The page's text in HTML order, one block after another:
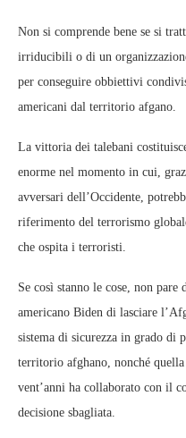
Non si comprende bene se si
irriducibili o di un
per conseguire obbiettivi
americani dal territorio afgano.
La vittoria dei talebani
enorme nel momento in cui,
avversari dell’Occidente,
riferimento del terrorismo
che ospita i terroristi.
Se così stanno le cose, non
americano Biden di lasciare
sistema di sicurezza in grado di
territorio afghano, nonché
vent’anni ha collaborato con il
decisione sbagliata.